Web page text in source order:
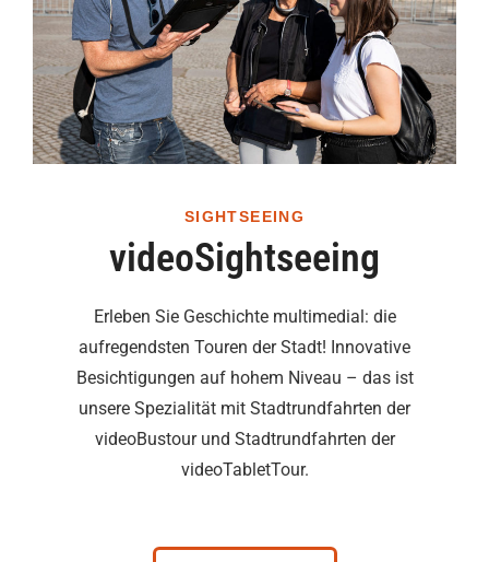
SIGHTSEEING
videoSightseeing
Erleben Sie Geschichte multimedial: die
aufregendsten Touren der Stadt! Innovative
Besichtigungen auf hohem Niveau – das ist
unsere Spezialität mit Stadtrundfahrten der
videoBustour und Stadtrundfahrten der
videoTabletTour.